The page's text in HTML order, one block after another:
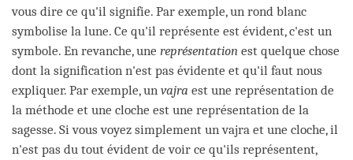
vous dire ce qu'il signifie. Par exemple, un rond blanc
symbolise la lune. Ce qu'il représente est évident, c'est un
symbole. En revanche, une représentation est quelque chose
dont la signification n'est pas évidente et qu'il faut nous
expliquer. Par exemple, un vajra est une représentation de
la méthode et une cloche est une représentation de la
sagesse. Si vous voyez simplement un vajra et une cloche, il
n'est pas du tout évident de voir ce qu'ils représentent,